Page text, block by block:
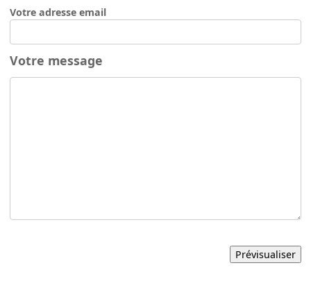
Votre adresse email
Votre message